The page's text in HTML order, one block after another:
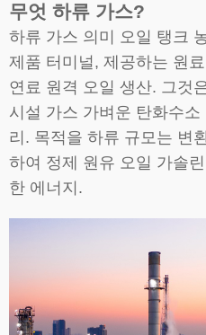
무엇 하류 가스?
하류 가스 의미 오일 탱크
제품 터미널, 제공하는 원
연료 원격 오일 생산. 그것
시설 가스 가벼운 탄화수
리. 목적을 하류 규모는 변
하여 정제 원유 오일 가솔
한 에너지.